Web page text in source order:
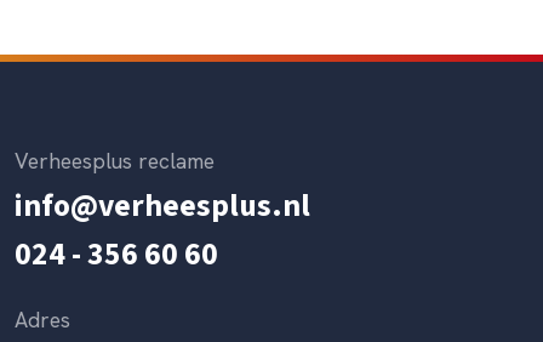
Verheesplus reclame
info@verheesplus.nl
024 - 356 60 60
Adres